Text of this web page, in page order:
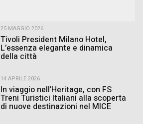
25 MAGGIO 2026
Tivoli President Milano Hotel,
L’essenza elegante e dinamica
della città
14 APRILE 2026
In viaggio nell’Heritage, con FS
Treni Turistici Italiani alla scoperta
di nuove destinazioni nel MICE